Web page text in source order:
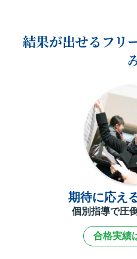
結果が出せるフリ
期待に応え
個別指導で圧
合格実績